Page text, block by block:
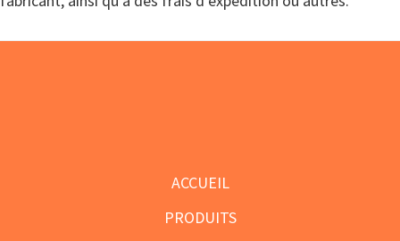
ACCUEIL
PRODUITS